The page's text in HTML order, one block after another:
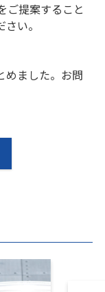
ご提案すること
い。
めました。お問